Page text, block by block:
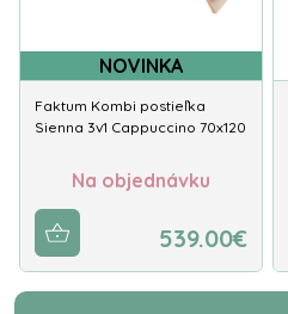
NOVINKA
Faktum Kombi postieľka
Sienna 3v1 Cappuccino 70x120
Na objednávku
539.00€